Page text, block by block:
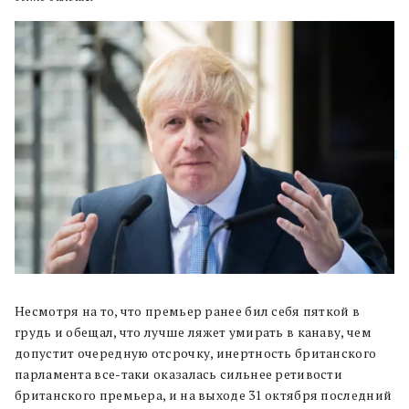
Несмотря на то, что премьер ранее бил себя пяткой в
грудь и обещал, что лучше ляжет умирать в канаву, чем
допустит очередную отсрочку, инертность британского
парламента все-таки оказалась сильнее ретивости
британского премьера, и на выходе 31 октября последний